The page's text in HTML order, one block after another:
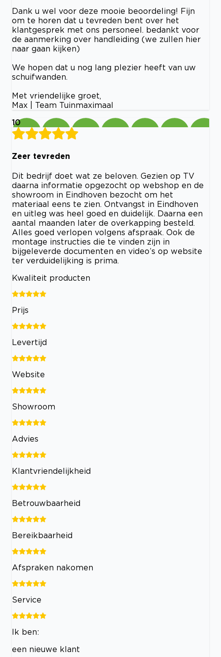
Dank u wel voor deze mooie beoordeling! Fijn
om te horen dat u tevreden bent over het
klantgesprek met ons personeel. bedankt voor
de aanmerking over handleiding (we zullen hier
naar gaan kijken)
We hopen dat u nog lang plezier heeft van uw
schuifwanden.
Met vriendelijke groet,
Max | Team Tuinmaximaal
10
Zeer tevreden
Dit bedrijf doet wat ze beloven. Gezien op TV
daarna informatie opgezocht op webshop en de
showroom in Eindhoven bezocht om het
materiaal eens te zien. Ontvangst in Eindhoven
en uitleg was heel goed en duidelijk. Daarna een
aantal maanden later de overkapping besteld.
Alles goed verlopen volgens afspraak. Ook de
montage instructies die te vinden zijn in
bijgeleverde documenten en video’s op website
ter verduidelijking is prima.
Kwaliteit producten
Prijs
Levertijd
Website
Showroom
Advies
Klantvriendelijkheid
Betrouwbaarheid
Bereikbaarheid
Afspraken nakomen
Service
Ik ben:
een nieuwe klant